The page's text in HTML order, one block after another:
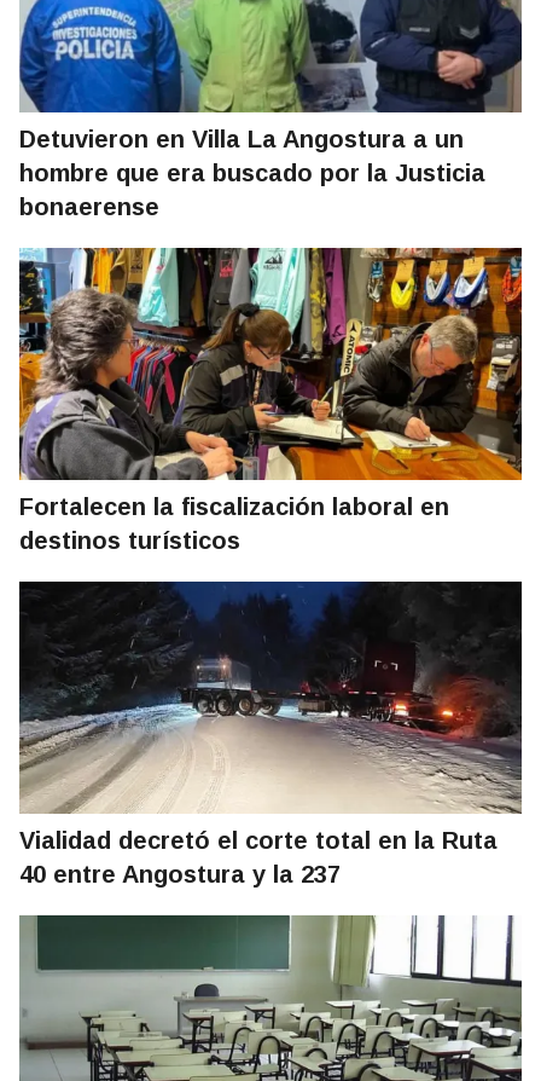
Detuvieron en Villa La Angostura a un
hombre que era buscado por la Justicia
bonaerense
Fortalecen la fiscalización laboral en
destinos turísticos
Vialidad decretó el corte total en la Ruta
40 entre Angostura y la 237